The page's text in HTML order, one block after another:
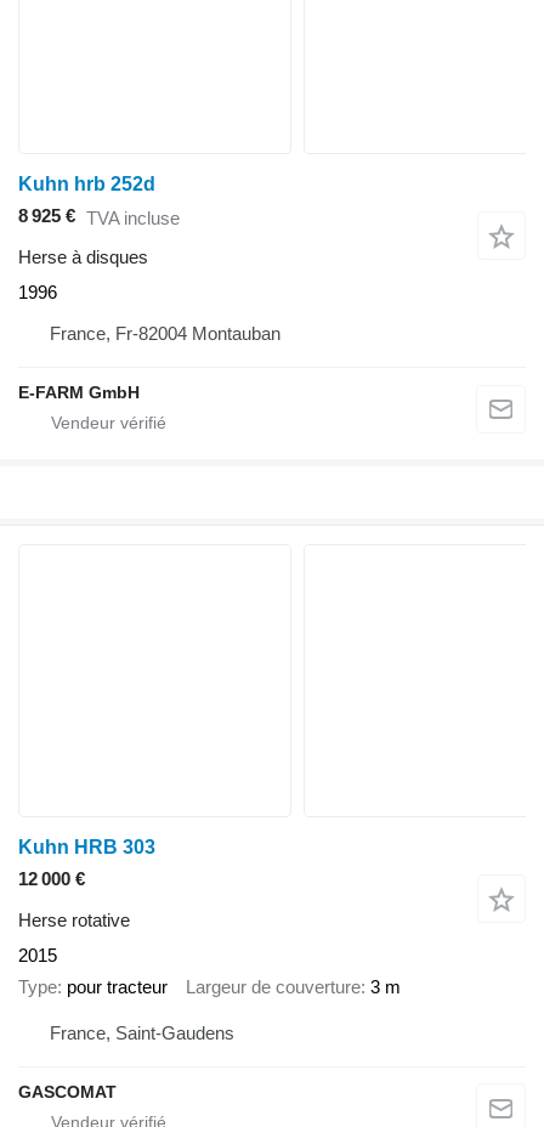
Kuhn hrb 252d
8 925 € TVA incluse
Herse à disques
1996
France, Fr-82004 Montauban
E-FARM GmbH
Kuhn HRB 303
12 000 €
Herse rotative
2015
Type pour tracteur Largeur de couverture 3 m
France, Saint-Gaudens
GASCOMAT